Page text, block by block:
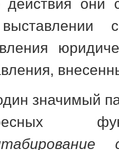
действия они
значимый